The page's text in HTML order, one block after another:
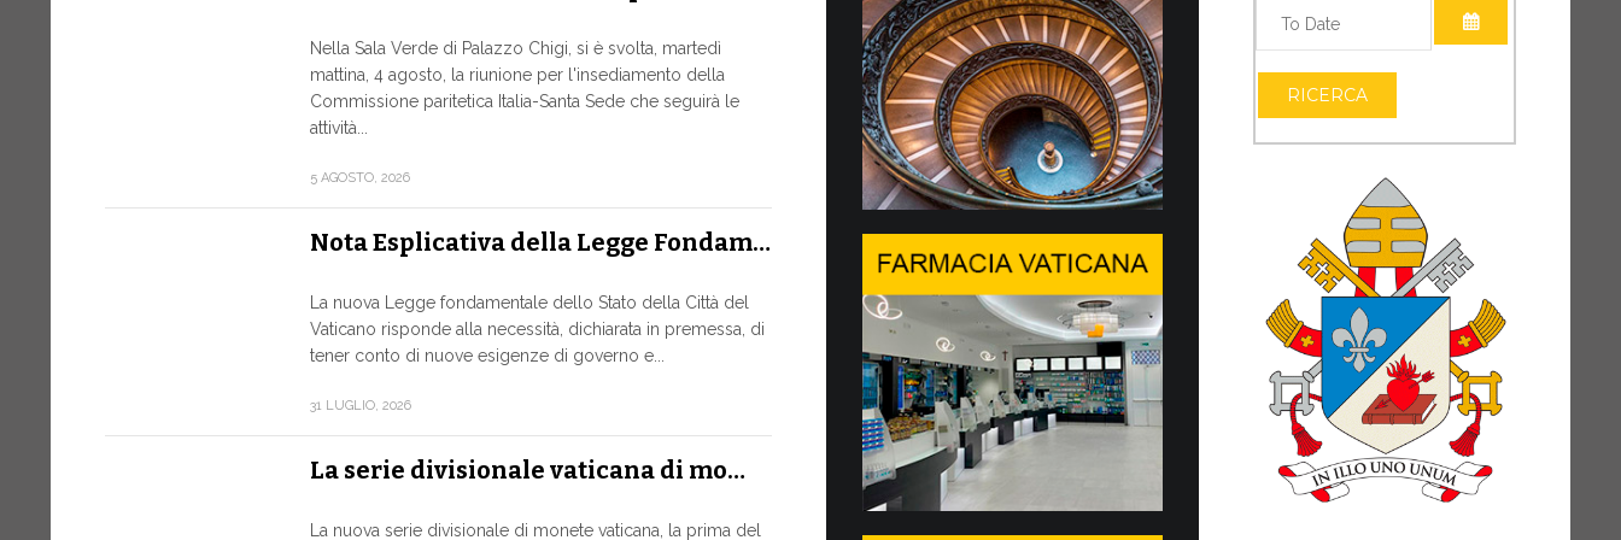
Nella Sala Verde di Palazzo Chigi, si è svolta, martedì
mattina, 4 agosto, la riunione per l'insediamento della
Commissione paritetica Italia-Santa Sede che seguirà le
attività...
5 AGOSTO, 2026
Nota Esplicativa della Legge Fondam…
La nuova Legge fondamentale dello Stato della Città del
Vaticano risponde alla necessità, dichiarata in premessa, di
tener conto di nuove esigenze di governo e...
31 LUGLIO, 2026
La serie divisionale vaticana di mo…
La nuova serie divisionale di monete vaticana, la prima del
Siglato accordo tra Governatorato, …
ASSISTENZA SANITARIA AI CONSACRATI E AI
MISSIONARI
Un progetto dal valore etico e sociale, finalizzato allo
studio, approfondimento e attuazione di una soluzione
sostenibile, dal punto...
13 LUGLIO, 2026
A Ginevra conclusi il WSIS Forum e …
IL BISOGNO DI DIALOGO IN UN MONDO IN
RAPIDO CAMBIAMENTO
In un momento di svolta epocale, Papa Leone XIV ha
assicurato la presenza della Santa Sede...
APRI IL
RICERCA